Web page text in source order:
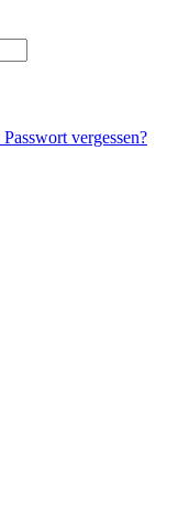
Passwort vergessen?